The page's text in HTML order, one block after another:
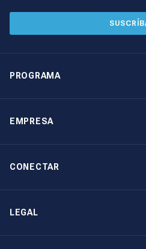
PROGRAMA
EMPRESA
CONECTAR
LEGAL